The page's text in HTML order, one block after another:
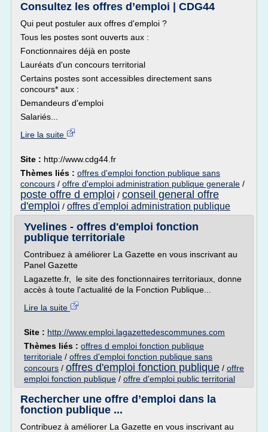
Consultez les offres d’emploi | CDG44
Qui peut postuler aux offres d'emploi ?
Tous les postes sont ouverts aux :
Fonctionnaires déjà en poste
Lauréats d'un concours territorial
Certains postes sont accessibles directement sans
concours* aux :
Demandeurs d'emploi
Salariés...
Lire la suite
Site : http://www.cdg44.fr
Thèmes liés : offres d'emploi fonction publique sans
concours / offre d'emploi administration publique generale /
poste offre d emploi / conseil general offre
d'emploi / offres d'emploi administration publique
Yvelines - offres d'emploi fonction
publique territoriale
Contribuez à améliorer La Gazette en vous inscrivant au
Panel Gazette
Lagazette.fr, le site des fonctionnaires territoriaux, donne
accès à toute l'actualité de la Fonction Publique...
Lire la suite
Site : http://www.emploi.lagazettedescommunes.com
Thèmes liés : offres d emploi fonction publique
territoriale / offres d'emploi fonction publique sans
concours / offres d'emploi fonction publique / offre
emploi fonction publique / offre d'emploi public territorial
Rechercher une offre d’emploi dans la
fonction publique ...
Contribuez à améliorer La Gazette en vous inscrivant au